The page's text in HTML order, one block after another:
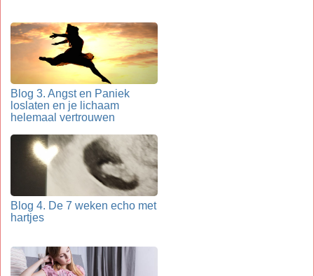
Blog 3. Angst en Paniek
loslaten en je lichaam
helemaal vertrouwen
Blog 4. De 7 weken echo met
hartjes